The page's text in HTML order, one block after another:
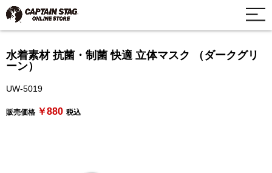
水着素材 抗菌・制菌 快適 立体マスク （ダークグリ
ーン）
UW-5019
販売価格 ￥880 税込